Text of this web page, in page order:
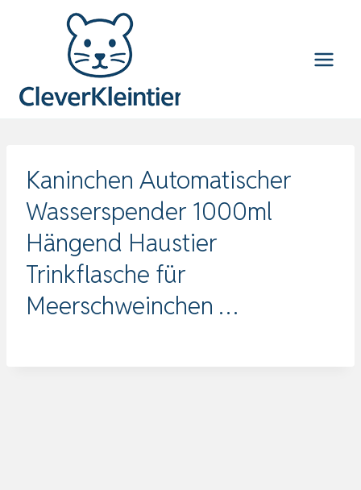
Kaninchen Automatischer
Wasserspender 1000ml
Hängend Haustier
Trinkflasche für
Meerschweinchen …